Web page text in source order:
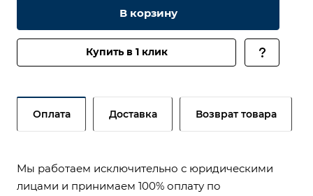
В корзину
Купить в 1 клик
Оплата Доставка Возврат товара
Мы работаем исключительно с юридическими
лицами и принимаем 100% оплату по